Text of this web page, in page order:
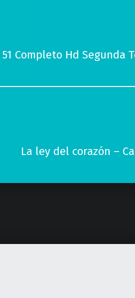
Completo Hd Segunda
La ley del corazón –